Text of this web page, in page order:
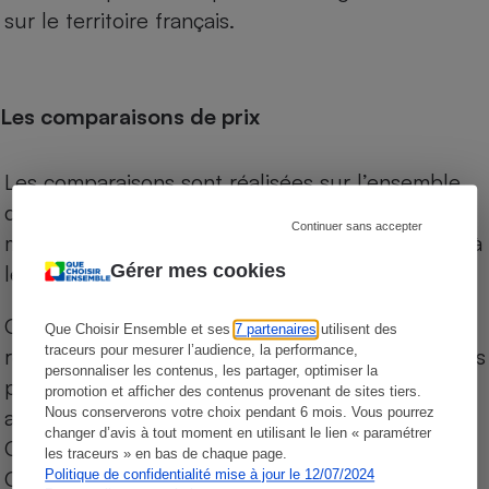
Gérer mes cookies
Que Choisir Ensemble et ses7 partenaires utilisent des
traceurs pour mesurer l’audience, la performance,
personnaliser les contenus, les partager, optimiser la
promotion et afficher des contenus provenant de sites tiers.
Nous conserverons votre choix pendant 6 mois. Vous pourrez
changer d’avis à tout moment en utilisant le lien « paramétrer
les traceurs » en bas de chaque page.
Politique de confidentialité mise à jour le 12/07/2024
Continuer sans accepter
sur le territoire français.
Les comparaisons de prix
Les comparaisons sont réalisées sur l’ensemble
des produits des magasins. Les produits de
marques de distributeurs (MDD) sont comparés à
leurs équivalents chez leurs concurrents.
Chaque jour, les prix de tous les produits sont
relevés par Internet, sur les services drives (1) des
principales enseignes de la grande distribution
alimentaire (hors hard discount) : Auchan,
Carrefour Hyper, Carrefour Market, Carrefour
City, Leclerc, Intermarché, Monoprix, Super U et